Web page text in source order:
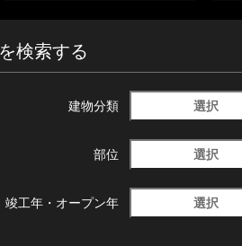
検索する
建物分類 選択
部位 選択
竣工年・ オープン年 選択